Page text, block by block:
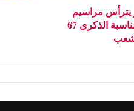
يترأس مراسيم
الاستماع للخطاب الملكي بمناسبة الذكرى 67